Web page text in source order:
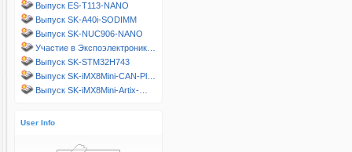
Выпуск ES-T113-NANO
Выпуск SK-A40i-SODIMM
Выпуск SK-NUC906-NANO
Участие в Экспоэлектроник…
Выпуск SK-STM32H743
Выпуск SK-iMX8Mini-CAN-Pl…
Выпуск SK-iMX8Mini-Artix-…
User Info